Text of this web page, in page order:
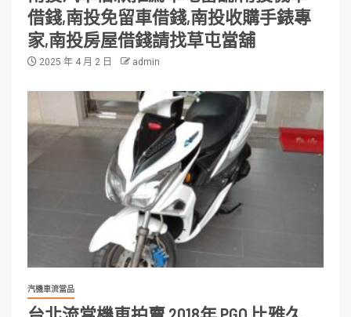
借錢,南投免留車借錢,南投收購手錶專
家,南投房屋借錢請找草屯當舖
2025 年 4 月 2 日 admin
汽機車流當品